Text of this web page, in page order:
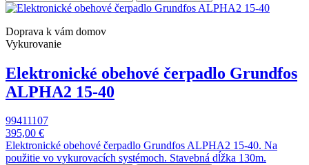
Doprava k vám domov
Vykurovanie
Elektronické obehové čerpadlo Grundfos
ALPHA2 15-40
99411107
395,00 €
Elektronické obehové čerpadlo Grundfos ALPHA2 15-40. Na
použitie vo vykurovacích systémoch. Stavebná dĺžka 130m.